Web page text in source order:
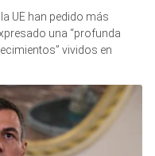
UE han pedido más
una “profunda
vividos en